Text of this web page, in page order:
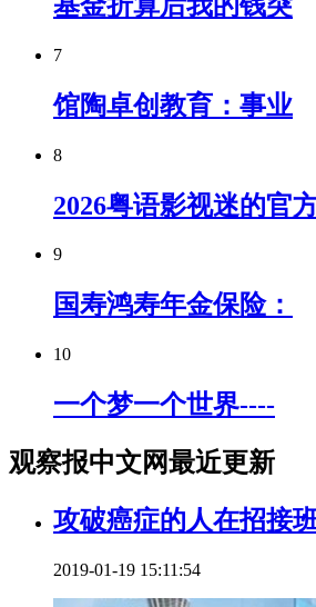
7
馆陶卓创教育：事业
8
2026粤语影视迷的官
9
国寿鸿寿年金保险：
10
一个梦一个世界----
观察报中文网最近更新
攻破癌症的人在招接
2019-01-19 15:11:54